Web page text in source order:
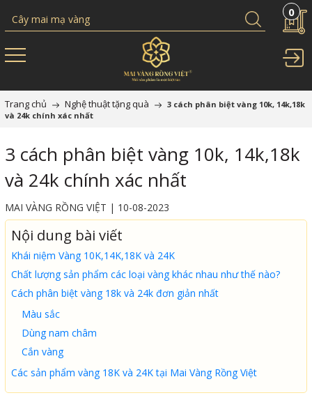
0
Trang chủ Nghệ thuật tặng quà
3 cách phân biệt vàng 10k, 14k,18k
và 24k chính xác nhất
3 cách phân biệt vàng 10k, 14k,18k
và 24k chính xác nhất
MAI VÀNG RỒNG VIỆT | 10-08-2023
Nội dung bài viết
Khái niệm Vàng 10K,14K,18K và 24K
Chất lượng sản phẩm các loại vàng khác nhau như thế nào?
Cách phân biệt vàng 18k và 24k đơn giản nhất
Màu sắc
Dùng nam châm
Cắn vàng
Các sản phẩm vàng 18K và 24K tại Mai Vàng Rồng Việt